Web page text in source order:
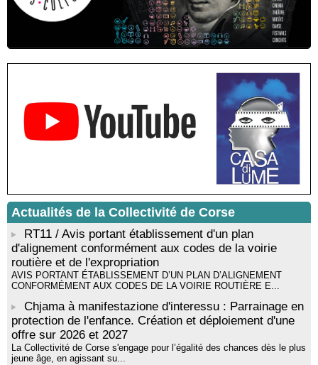
Résidence d’écriture et de recherche de l’écrivaine Cécilia
Castelli - Institut Mémoires de l'Edition Contemporaine - Caen /
Médiathèque de Castagniccia Mare et Monti - I Fulelli
livre « La ballade du pendu du Niolu» - Mediateca territuriale di
Mise en musique d’un livre jeunesse par Annik Meschinet,
musicienne pédagogue : Ateliers d’expression sonore, vocale,
rythmique et corporelle - Mediateca territuriale di Santa Lucia di
Tallà
! Événement reporté ! Cycle de conférences peinture animé
par Alexandre Dominati - Mediateca territuriale di Santa Lucia di
Actualités de la Collectivité de Corse
RT11 / Avis portant établissement d'un plan
d'alignement conformément aux codes de la voirie
routière et de l'expropriation
AVIS PORTANT ÉTABLISSEMENT D’UN PLAN D’ALIGNEMENT
CONFORMÉMENT AUX CODES DE LA VOIRIE ROUTIÈRE E...
Chjama à manifestazione d'interessu : Parrainage en
protection de l'enfance. Création et déploiement d'une
offre sur 2026 et 2027
La Collectivité de Corse s'engage pour l’égalité des chances dès le plus
jeune âge, en agissant su...